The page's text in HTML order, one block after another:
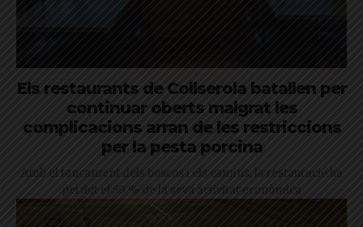
Els restaurants de Collserola batallen per
continuar oberts malgrat les
complicacions arran de les restriccions
per la pesta porcina
Amb el tancament dels boscos i els camins, la restauració ha
perdut el 50 % de la seva activitat econòmica